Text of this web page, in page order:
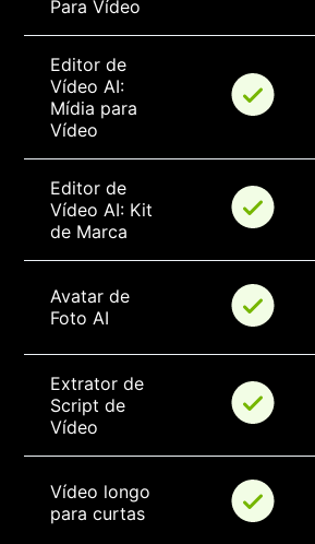
Para Vídeo
Editor de
Vídeo AI:
Mídia para
Vídeo
Editor de
Vídeo AI: Kit
de Marca
Avatar de
Foto AI
Extrator de
Script de
Vídeo
Vídeo longo
para curtas